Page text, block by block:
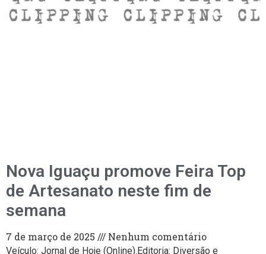
Nova Iguaçu promove Feira Top
de Artesanato neste fim de
semana
7 de março de 2025 Nenhum comentário
Veículo: Jornal de Hoje (Online).Editoria: Diversão e